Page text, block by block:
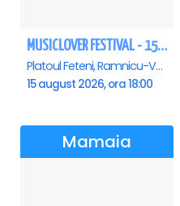
MUSICLOVER FESTIVAL - 15 AUGUST - CONNECT-R, DELIA, RON HEWITT, NICKI M, AURIKA
Platoul Feteni, Ramnicu-Valcea
15 august 2026, ora 18:00
Mamaia